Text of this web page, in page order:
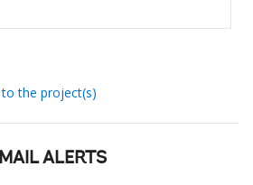
the project(s)
ALERTS